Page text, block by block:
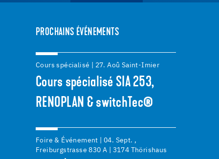
PROCHAINS ÉVÉNEMENTS
Cours spécialisé | 27. Aoû Saint-Imier
Cours spécialisé SIA 253,
RENOPLAN & switchTec®
Foire & Événement | 04. Sept. ,
Freiburgstrasse 830 A | 3174 Thörishaus